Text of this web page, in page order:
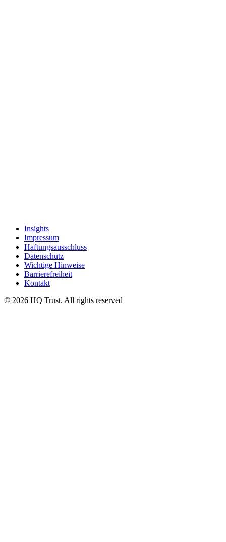
Insights
Impressum
Haftungsausschluss
Datenschutz
Wichtige Hinweise
Barrierefreiheit
Kontakt
© 2026 HQ Trust. All rights reserved